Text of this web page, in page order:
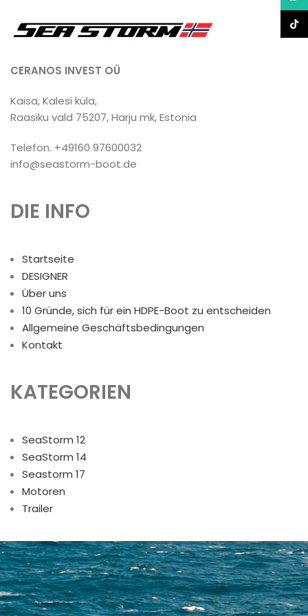
CERANOS INVEST OÜ
Kaisa, Kalesi küla,
Raasiku vald 75207, Harju mk, Estonia
Telefon. +49160 97600032
info@seastorm-boot.de
DIE INFO
Startseite
DESIGNER
Über uns
10 Gründe, sich für ein HDPE-Boot zu entscheiden
Allgemeine Geschäftsbedingungen
Kontakt
KATEGORIEN
SeaStorm 12
SeaStorm 14
Seastorm 17
Motoren
Trailer